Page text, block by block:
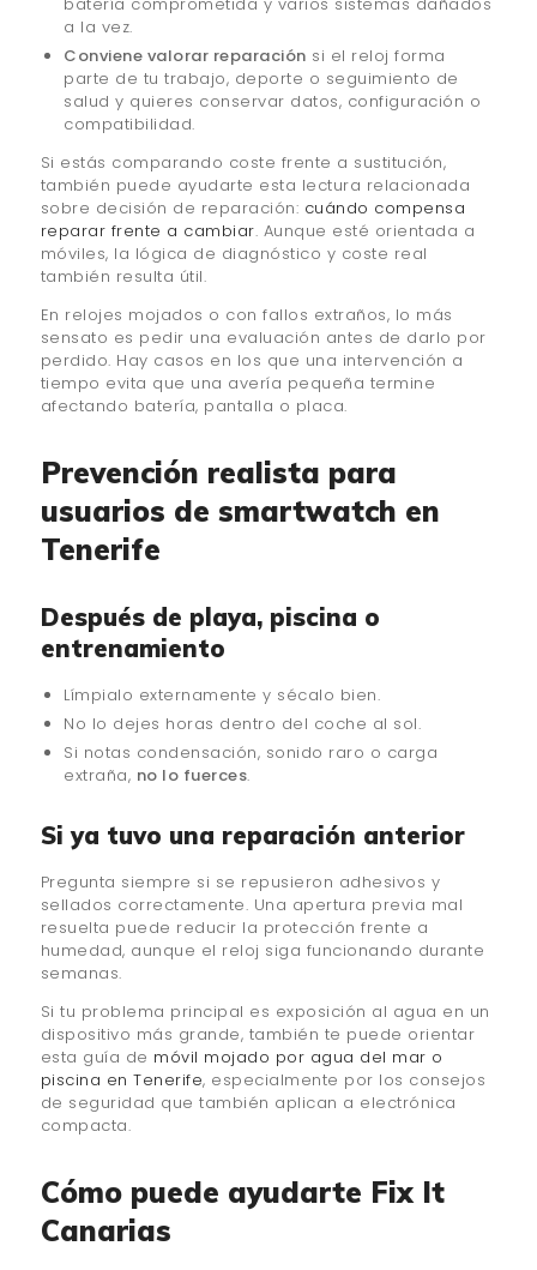
a la vez.
Conviene valorar reparación si el reloj forma
parte de tu trabajo, deporte o seguimiento de
salud y quieres conservar datos, configuración o
compatibilidad.
Si estás comparando coste frente a sustitución,
también puede ayudarte esta lectura relacionada
sobre decisión de reparación: cuándo compensa
reparar frente a cambiar. Aunque esté orientada a
móviles, la lógica de diagnóstico y coste real
también resulta útil.
En relojes mojados o con fallos extraños, lo más
sensato es pedir una evaluación antes de darlo por
perdido. Hay casos en los que una intervención a
tiempo evita que una avería pequeña termine
afectando batería, pantalla o placa.
Prevención realista para
usuarios de smartwatch en
Tenerife
Después de playa, piscina o
entrenamiento
Límpialo externamente y sécalo bien.
No lo dejes horas dentro del coche al sol.
Si notas condensación, sonido raro o carga
extraña, no lo fuerces.
Si ya tuvo una reparación anterior
Pregunta siempre si se repusieron adhesivos y
sellados correctamente. Una apertura previa mal
resuelta puede reducir la protección frente a
humedad, aunque el reloj siga funcionando durante
semanas.
Si tu problema principal es exposición al agua en un
dispositivo más grande, también te puede orientar
esta guía de móvil mojado por agua del mar o
piscina en Tenerife, especialmente por los consejos
de seguridad que también aplican a electrónica
compacta.
Cómo puede ayudarte Fix It
Canarias